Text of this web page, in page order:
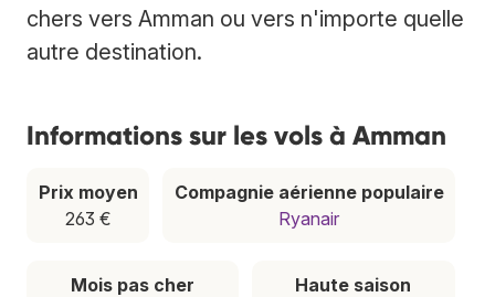
chers vers Amman ou vers n'importe quelle
autre destination.
Informations sur les vols à Amman
Prix moyen
263 €
Compagnie aérienne populaire
Ryanair
Mois pas cher
Haute saison